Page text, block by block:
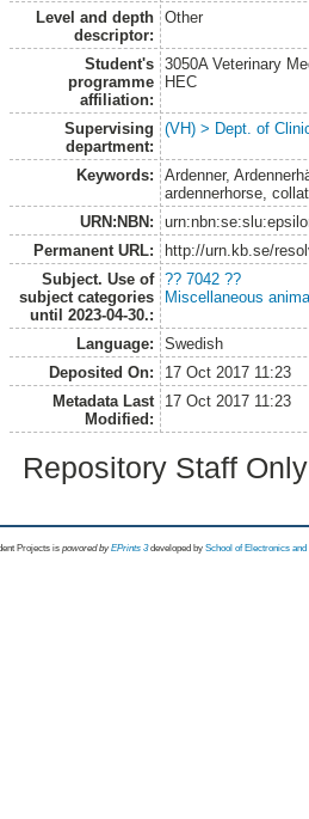
Level and depth
descriptor:
Other
Student's
programme
affiliation:
3050A Veterinary
HEC
Supervising
department:
(VH) > Dept. of
Keywords:
Ardenner,
ardennerhorse,
URN:NBN:
Permanent URL:
http://urn.kb.se/
Subject. Use of
subject categories
until 2023-04-30.:
?? 7042 ??
Miscellaneous
Language:
Swedish
Deposited On:
17 Oct 2017 11:23
Metadata Last
Modified:
17 Oct 2017 11:23
Repository Staff
Projects is powored byEPrints 3 developed by School of Electronics